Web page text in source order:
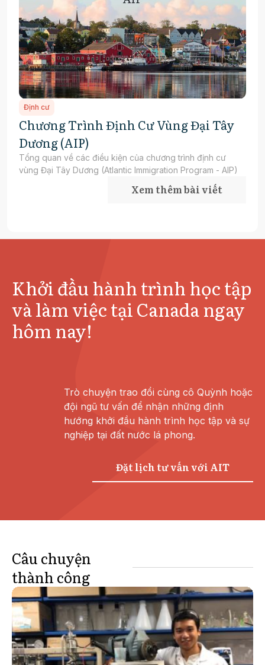
Định cư
Chương Trình Định Cư Vùng Đại Tây
Dương (AIP)
Tổng quan về các điều kiện của chương trình định cư
vùng Đại Tây Dương (Atlantic Immigration Program - AIP)
Xem thêm bài viết
Khởi đầu hành trình học tập
và làm việc tại Canada ngay
hôm nay!
Trò chuyện trao đổi cùng cô Quỳnh hoặc
đội ngũ tư vấn để nhận những định
hướng khởi đầu hành trình học tập và sự
nghiệp tại đất nước lá phong.
Đặt lịch tư vấn với AIT
Câu chuyện
thành công